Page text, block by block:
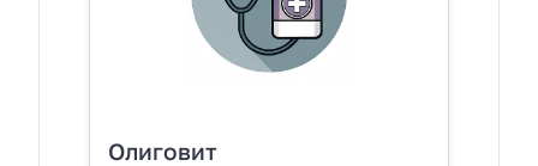
Олиговит